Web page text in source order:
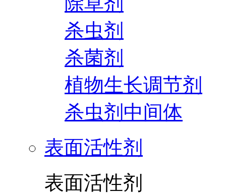
杀虫剂
杀菌剂
植物生长调节剂
杀虫剂中间体
表面活性剂
表面活性剂